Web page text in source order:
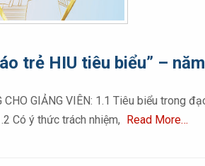
trẻ HIU tiêu biểu” –
CHO GIẢNG VIÊN: 1.1 Tiêu biểu
Có ý thức trách nhiệm, Read More…